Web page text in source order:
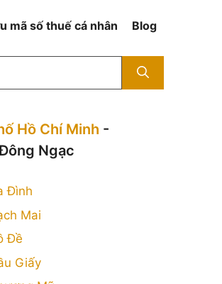
mã số thuế cá nhân Blog
Hồ Chí Minh -
Ngạc
Đình
Mai
Đề
Giấy